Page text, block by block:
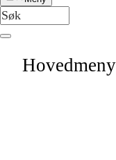
Hovedmeny